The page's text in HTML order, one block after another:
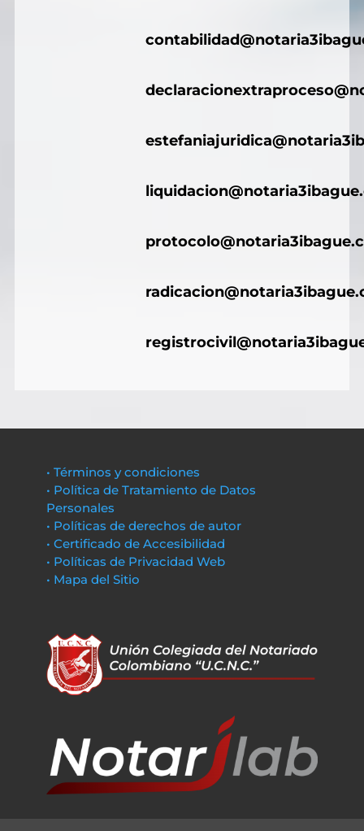
• Términos y condiciones
• Política de Tratamiento de Datos
Personales
• Políticas de derechos de autor
• Certificado de Accesibilidad
• Políticas de Privacidad Web
• Mapa del Sitio